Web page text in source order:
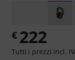
€ 222
Tutti i prezzi incl.